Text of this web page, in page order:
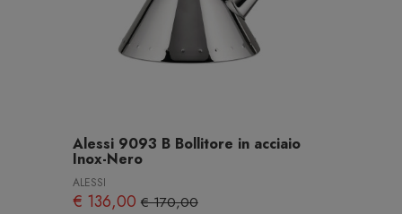
Alessi 9093 B Bollitore in acciaio
Inox-Nero
ALESSI
€ 136,00€ 170,00